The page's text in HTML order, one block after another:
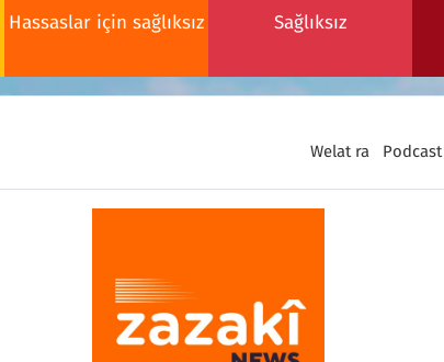
Hassaslar için sağlıksız Sağlıksız
Welat ra Podcast